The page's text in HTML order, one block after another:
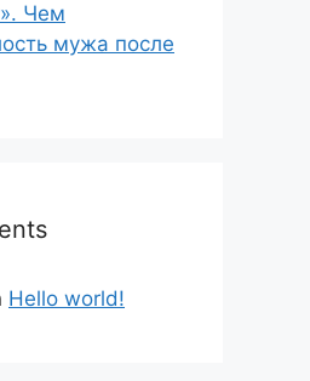
Чем
мужа после
Hello world!